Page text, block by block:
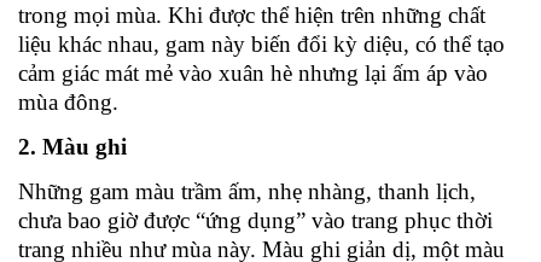
trong mọi mùa. Khi được thể hiện trên những chất
liệu khác nhau, gam này biến đổi kỳ diệu, có thể tạo
cảm giác mát mẻ vào xuân hè nhưng lại ấm áp vào
mùa đông.
2. Màu ghi
Những gam màu trầm ấm, nhẹ nhàng, thanh lịch,
chưa bao giờ được “ứng dụng” vào trang phục thời
trang nhiều như mùa này. Màu ghi giản dị, một màu